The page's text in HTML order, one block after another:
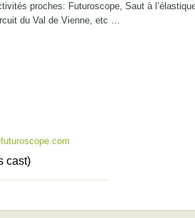
proches: Futuroscope, Saut à
du Val de Vienne, etc …
cast)